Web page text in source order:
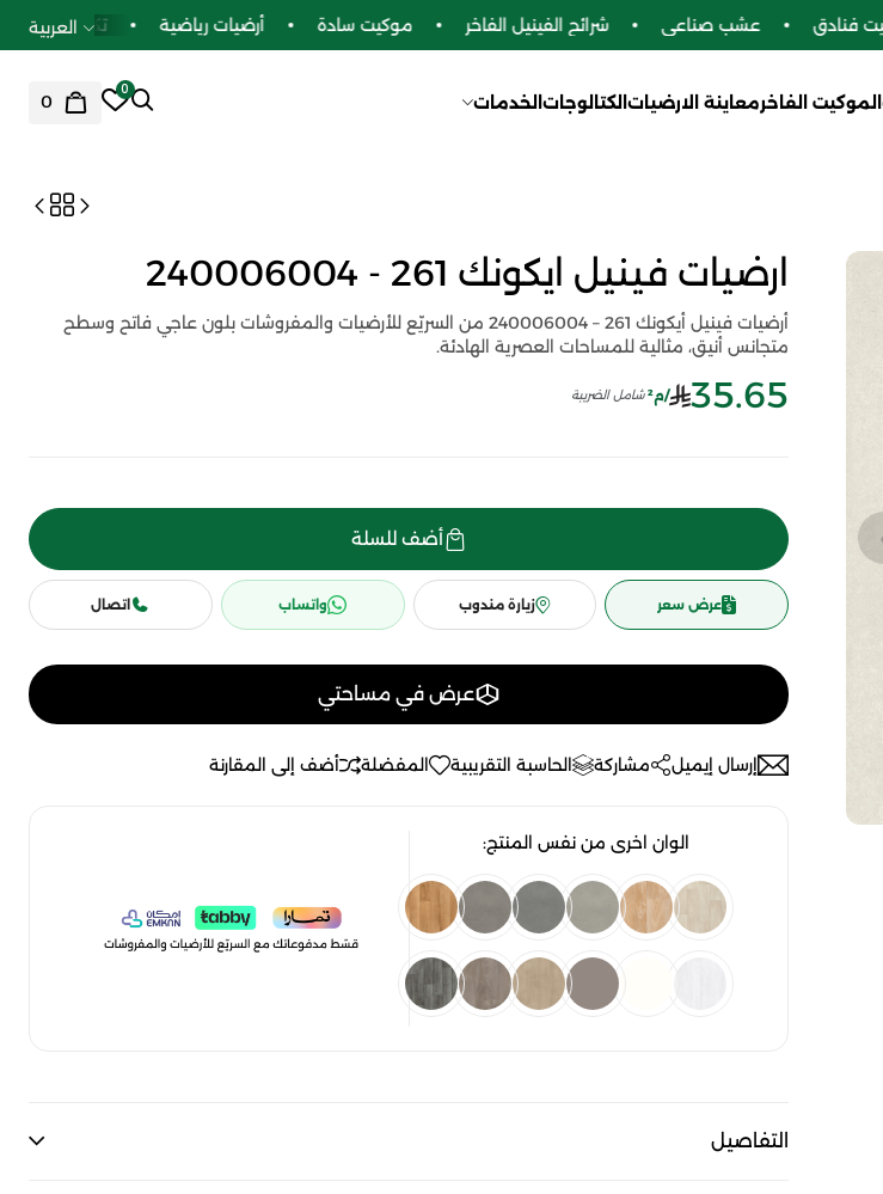
فنادق عشب صناعي شرائح الفينيل الفاخر موكيت سادة أرضيات رياضية تكسيات بديل
العربية
الموكيت الفاخرمعاينة الارضيات الكتالوجات الخدمات
0
0
ارضيات فينيل ايكونك 261 - 240006004
أرضيات فينيل أيكونك 261 – 240006004 من السريّع للأرضيات والمفروشات بلون عاجي فاتح وسطح
متجانس أنيق، مثالية للمساحات العصرية الهادئة.
35.65 /م² شامل الضريبة
أضف للسلة
عرض سعر زيارة مندوب واتساب اتصال
عرض في مساحتي
إرسال إيميل مشاركة الحاسبة التقريبية المفضلة أضف إلى المقارنة
الوان اخرى من نفس المنتج:
التفاصيل